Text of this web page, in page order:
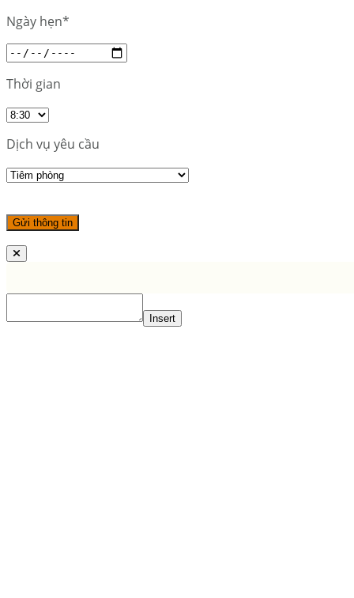
Ngày hẹn*
Thời gian
Dịch vụ yêu cầu
Insert